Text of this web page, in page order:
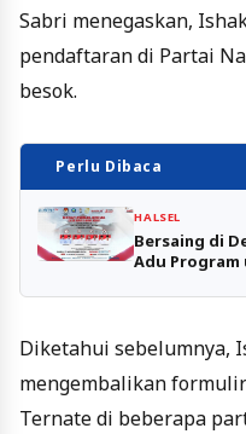
Sabri menegaskan,
pendaftaran di Partai
besok.
Perlu Dibaca
HALSEL
Bersaing di
Adu Program
Diketahui sebelumnya,
mengembalikan
Ternate di beberapa